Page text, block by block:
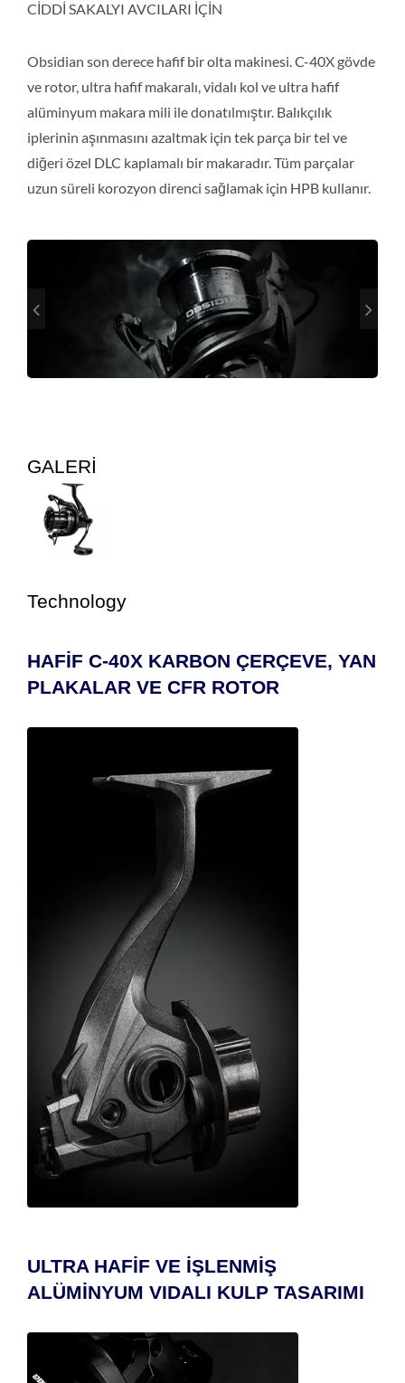
CİDDİ SAKALYI AVCILARI İÇİN
Obsidian son derece hafif bir olta makinesi. C-40X gövde
ve rotor, ultra hafif makaralı, vidalı kol ve ultra hafif
alüminyum makara mili ile donatılmıştır. Balıkçılık
iplerinin aşınmasını azaltmak için tek parça bir tel ve
diğeri özel DLC kaplamalı bir makaradır. Tüm parçalar
uzun süreli korozyon direnci sağlamak için HPB kullanır.
GALERİ
Technology
HAFİF C-40X KARBON ÇERÇEVE, YAN
PLAKALAR VE CFR ROTOR
ULTRA HAFİF VE İŞLENMİŞ
ALÜMİNYUM VIDALI KULP TASARIMI